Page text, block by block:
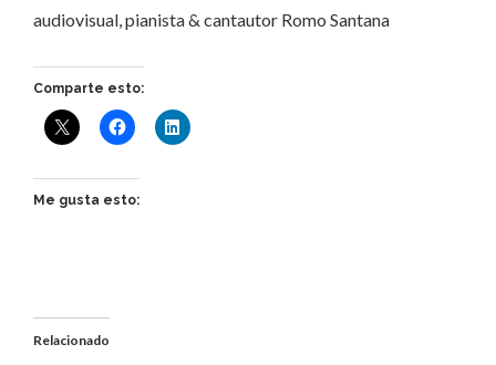
audiovisual, pianista & cantautor Romo Santana
Comparte esto:
Me gusta esto:
Relacionado